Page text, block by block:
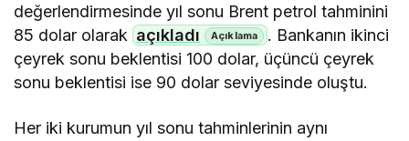
değerlendirmesinde yıl sonu Brent petrol tahminini
85 dolar olarak açıkladı
. Bankanın ikinci
çeyrek sonu beklentisi 100 dolar, üçüncü çeyrek
sonu beklentisi ise 90 dolar seviyesinde oluştu.
Her iki kurumun yıl sonu tahminlerinin aynı